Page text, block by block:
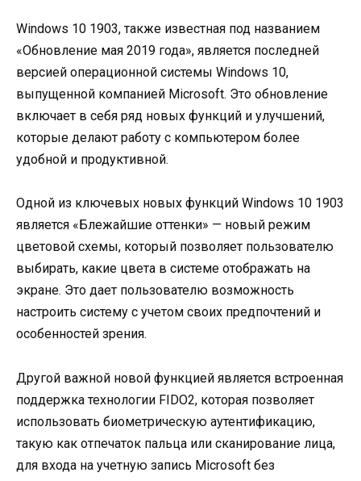
Windows 10 1903, также известная под названием
«Обновление мая 2019 года», является последней
версией операционной системы Windows 10,
выпущенной компанией Microsoft. Это обновление
включает в себя ряд новых функций и улучшений,
которые делают работу с компьютером более
удобной и продуктивной.
Одной из ключевых новых функций Windows 10 1903
является «Блежайшие оттенки» — новый режим
цветовой схемы, который позволяет пользователю
выбирать, какие цвета в системе отображать на
экране. Это дает пользователю возможность
настроить систему с учетом своих предпочтений и
особенностей зрения.
Другой важной новой функцией является встроенная
поддержка технологии FIDO2, которая позволяет
использовать биометрическую аутентификацию,
такую как отпечаток пальца или сканирование лица,
для входа на учетную запись Microsoft без